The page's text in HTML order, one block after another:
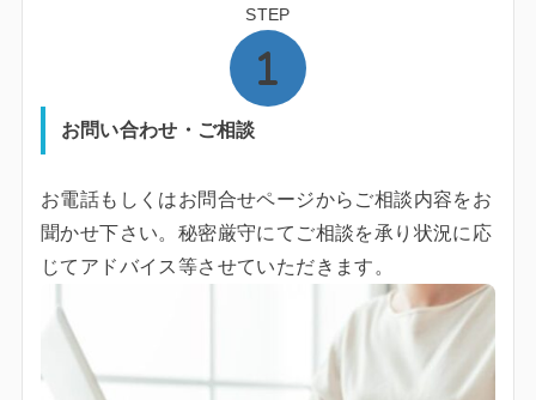
STEP
お問い合わせ・ご相談
お電話もしくはお問合せページからご相談内容をお
聞かせ下さい。秘密厳守にてご相談を承り状況に応
じてアドバイス等させていただきます。